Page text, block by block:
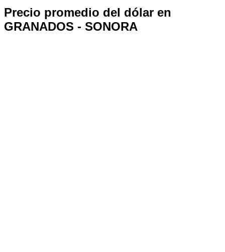
Precio promedio del dólar en
GRANADOS - SONORA